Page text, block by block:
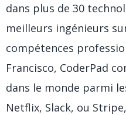
dans plus de 30
meilleurs ingénieurs
compétences
Francisco, CoderPad
dans le monde parmi
Netflix, Slack, ou